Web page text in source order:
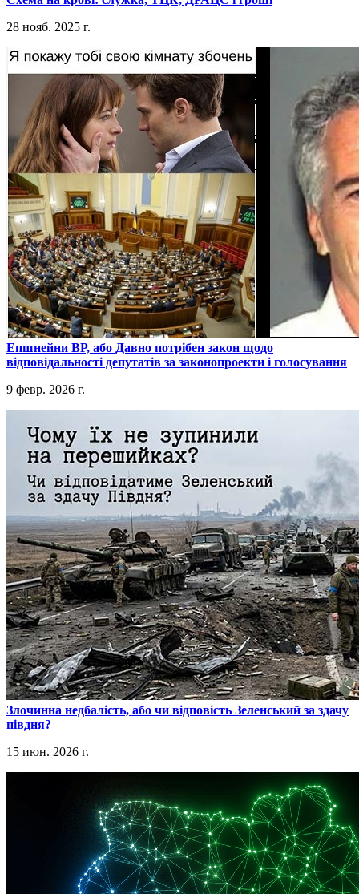
28 нояб. 2025 г.
​Епшнейни ВР, або Давно потрібен закон щодо
відповідальності депутатів за законопроекти і голосування
9 февр. 2026 г.
​Злочинна недбалість, або чи відповість Зеленський за здачу
півдня?
15 июн. 2026 г.